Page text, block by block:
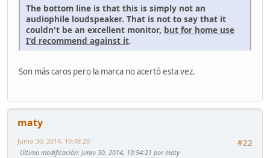
The bottom line is that this is simply not an
audiophile loudspeaker. That is not to say that it
couldn't be an excellent monitor, but for home use
I'd recommend against it.
Son más caros pero la marca no acertó esta vez.
maty
#22
Junio 30, 2014, 10:48:20
Ultima modificación: Junio 30, 2014, 10:54:21 por maty